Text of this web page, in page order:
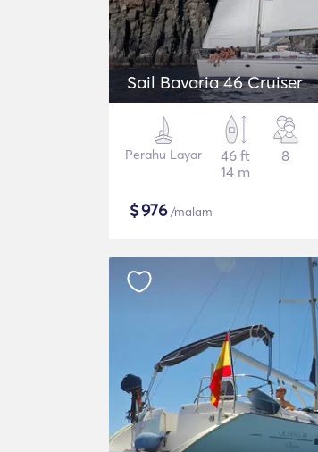
Sail Bavaria 46 Cruiser
Perahu Layar
46 ft
14 m
8
$976/malam